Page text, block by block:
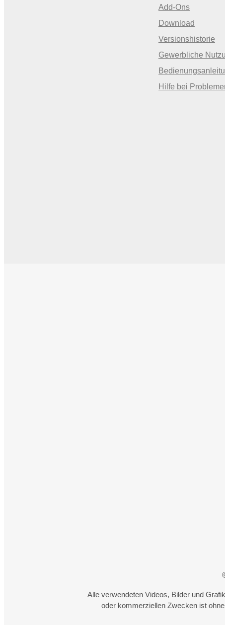
Add-Ons
Download
Versionshistorie
Gewerbliche
Hilfe bei
Alle verwendeten Videos, Bilder und
oder kommerziellen Zwecken ist